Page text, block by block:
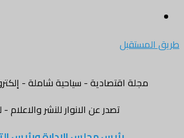
طريق المستقبل
مجلة اقتصادية - سياحية شاملة -
تصدر عن الانوار للنشر والاعلام -